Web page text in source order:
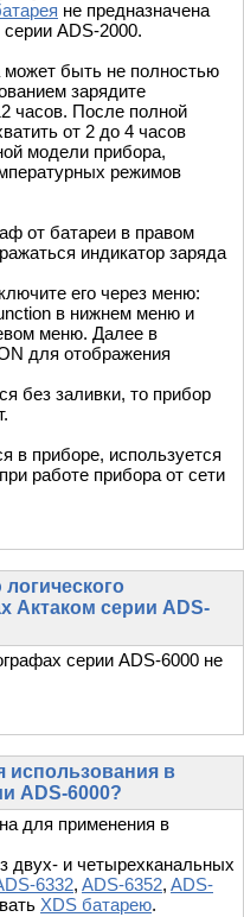
не предназначена
ADS-2000.
может быть не полностью
зарядите
часов. После полной
от 2 до 4 часов
модели прибора,
режимов
от батареи в правом
индикатор заряда
его через меню:
в нижнем меню и
меню. Далее в
для отображения
без заливки, то прибор
в приборе, используется
работе прибора от сети
Актаком серии ADS-
серии ADS-6000 не
использования в
ADS-6000?
для применения в
двух- и четырехканальных
6332, ADS-6352, ADS-
XDS батарею.